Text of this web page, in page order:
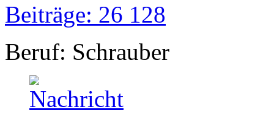
Beiträge: 26 128
Beruf: Schrauber